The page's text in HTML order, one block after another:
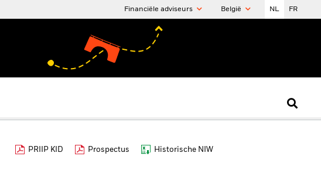
Financiële adviseurs België NL FR
PRIIP KID Prospectus Historische NIW